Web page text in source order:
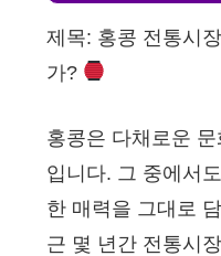
제목: 홍콩 전통시
가?
홍콩은 다채로운
입니다. 그 중에서
한 매력을 그대로
근 몇 년간 전통시